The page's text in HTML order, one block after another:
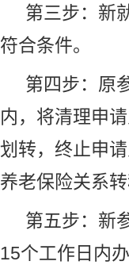
第三步：新
符合条件。
第四步：原
内，将清理申
划转，终止申
养老保险关系
第五步：新
15个工作日内